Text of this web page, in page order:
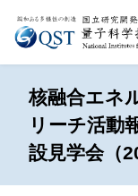
核融合エネ
リーチ活動
設見学会（